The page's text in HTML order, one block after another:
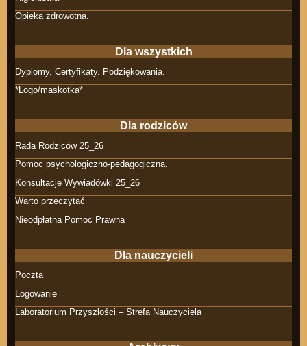
Opieka zdrowotna.
Dla wszystkich
Dyplomy. Certyfikaty. Podziękowania.
*Logo/maskotka*
Dla rodziców
Rada Rodziców 25_26
Pomoc psychologiczno-pedagogiczna.
Konsultacje Wywiadówki 25_26
Warto przeczytać
Nieodpłatna Pomoc Prawna
Dla nauczycieli
Poczta
Logowanie
Laboratorium Przyszłości – Strefa Nauczyciela